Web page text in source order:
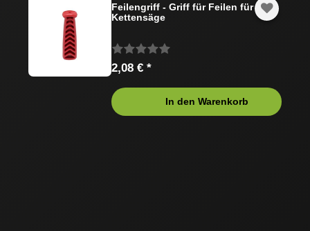
Feilengriff - Griff für Feilen für
Kettensäge
2,08 € *
In den Warenkorb